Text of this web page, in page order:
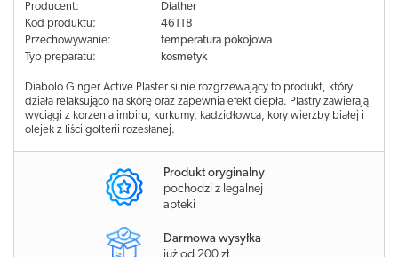
Producent:
Diather
Kod produktu:
46118
Przechowywanie:
temperatura pokojowa
Typ preparatu:
kosmetyk
Diabolo Ginger Active Plaster silnie rozgrzewający to produkt, który
działa relaksująco na skórę oraz zapewnia efekt ciepła. Plastry zawierają
wyciągi z korzenia imbiru, kurkumy, kadzidłowca, kory wierzby białej i
olejek z liści golterii rozesłanej.
Produkt oryginalny
pochodzi z legalnej
apteki
Darmowa wysyłka